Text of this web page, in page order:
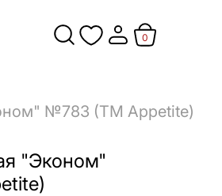
0
№783 (ТМ Appetite)
"Эконом"